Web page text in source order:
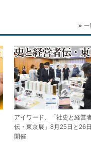
一
アイワード、「社史と経営
伝・東京展」8月25日と26
開催